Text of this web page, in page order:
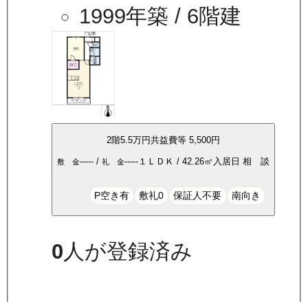
1999年築 / 6階建
2階5.5万円共益費等5,500円
敷 金----- /礼 金----- １ＬＤＫ /42.26㎡ 入居日相 談
P空き有 敷礼0 保証人不要 南向き
0 人が登録済み